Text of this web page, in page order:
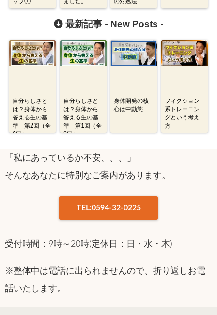
ップ①
ました。
の対処法
最新記事 - New Posts -
自分らしさと
は？身体から
答える生の基
準 第2回（全
2回）
自分らしさと
は？身体から
答える生の基
準 第1回（全
2回）
身体開発の核
心は中動態
フィクション
系トレーニン
グという考え
方
「私にあっているか不安、、、」
そんなあなたに特別なご案内があります。
TEL:0594-32-0225
受付時間：9時～20時(定休日：日・水・木)
※整体中は電話に出られませんので、折り返しお電
話いたします。